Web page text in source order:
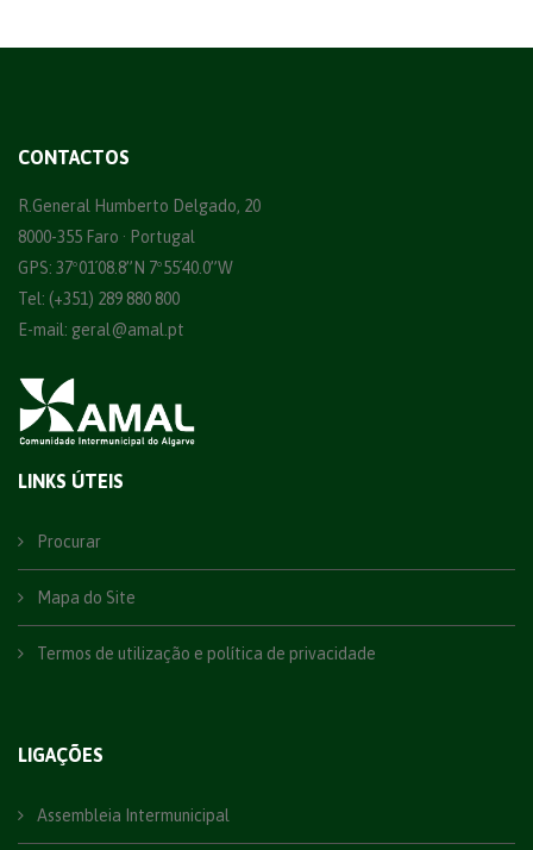
CONTACTOS
R.General Humberto Delgado, 20
8000-355 Faro · Portugal
GPS: 37º01´08.8”N 7º55´40.0”W
Tel: (+351) 289 880 800
E-mail: geral@amal.pt
LINKS ÚTEIS
Procurar
Mapa do Site
Termos de utilização e política de privacidade
LIGAÇÕES
Assembleia Intermunicipal